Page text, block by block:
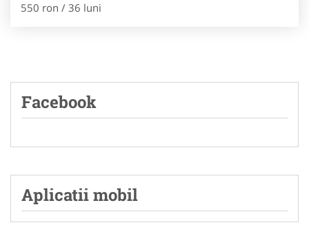
550 ron / 36 luni
Facebook
Aplicatii mobil